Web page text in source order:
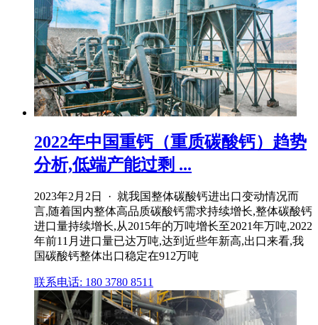
2022年中国重钙（重质碳酸钙）趋势
分析,低端产能过剩 ...
2023年2月2日 · 就我国整体碳酸钙进出口变动情况而
言,随着国内整体高品质碳酸钙需求持续增长,整体碳酸钙
进口量持续增长,从2015年的万吨增长至2021年万吨,2022
年前11月进口量已达万吨,达到近些年新高,出口来看,我
国碳酸钙整体出口稳定在912万吨
联系电话: 180 3780 8511